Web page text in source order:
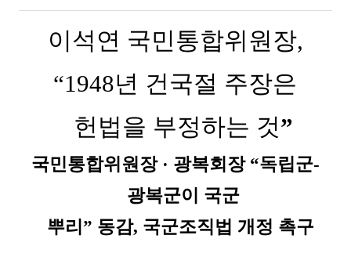
이석연 국민통합위원장,
“1948년 건국절 주장은
헌법을 부정하는 것”
국민통합위원장 · 광복회장 “독립군-
광복군이 국군
뿌리” 동감, 국군조직법 개정 촉구